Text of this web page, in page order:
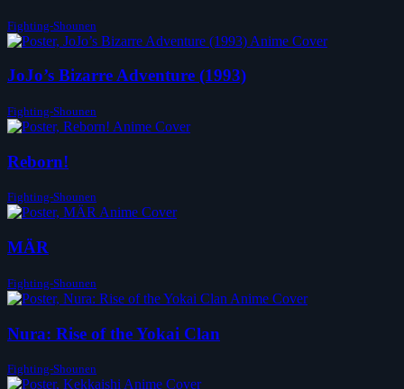
Fighting-Shounen
JoJo’s Bizarre Adventure (1993)
Fighting-Shounen
Reborn!
Fighting-Shounen
MÄR
Fighting-Shounen
Nura: Rise of the Yokai Clan
Fighting-Shounen